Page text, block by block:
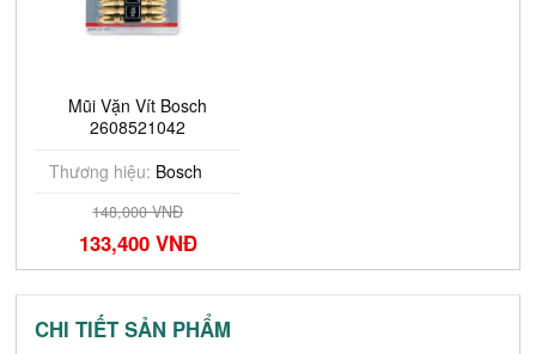
Mũi Vặn Vít Bosch
2608521042
Thương hiệu: Bosch
148,000 VNĐ
133,400 VNĐ
CHI TIẾT SẢN PHẨM